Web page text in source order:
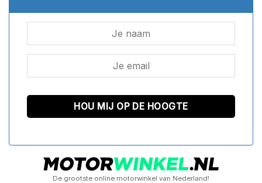
De grootste online motorwinkel van Nederland!